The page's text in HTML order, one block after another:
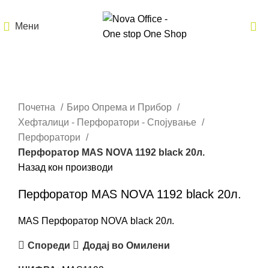
Мени
Почетна
Биро Опрема и Прибор
Хефталици - Перфоратори - Спојување
Перфоратори
Перфоратор MAS NOVA 1192 black 20л.
Назад кон производи
Перфоратор MAS NOVA 1192 black 20л.
MAS Перфоратор NOVA black 20л.
Спореди Додај во Омилени